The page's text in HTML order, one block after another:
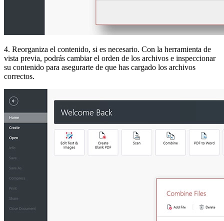
4. Reorganiza el contenido, si es necesario. Con la herramienta de
vista previa, podrás cambiar el orden de los archivos e inspeccionar
su contenido para asegurarte de que has cargado los archivos
correctos.